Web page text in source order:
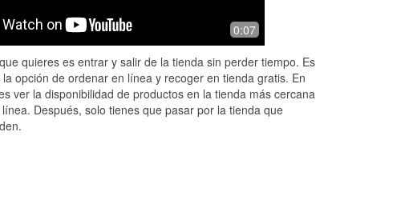
0:07
quieres es entrar y salir de la tienda sin perder tiempo. Es
opción de ordenar en línea y recoger en tienda gratis. En
ver la disponibilidad de productos en la tienda más cercana
Después, solo tienes que pasar por la tienda que